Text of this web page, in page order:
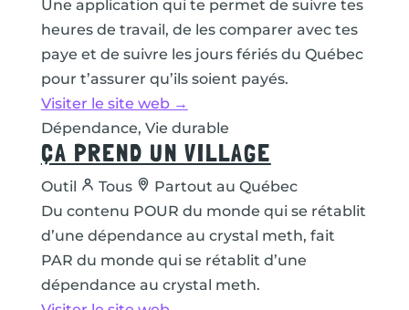
Une application qui te permet de suivre tes
heures de travail, de les comparer avec tes
paye et de suivre les jours fériés du Québec
pour t’assurer qu’ils soient payés.
Visiter le site web →
Dépendance, Vie durable
ÇA PREND UN VILLAGE
Outil Tous
Partout au Québec
Du contenu POUR du monde qui se rétablit
d’une dépendance au crystal meth, fait
PAR du monde qui se rétablit d’une
dépendance au crystal meth.